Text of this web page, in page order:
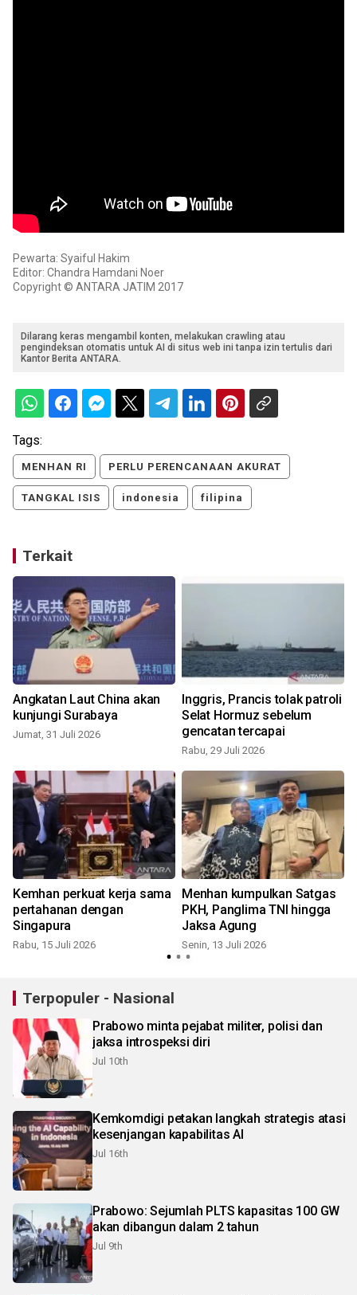
Pewarta: Syaiful Hakim
Editor: Chandra Hamdani Noer
Copyright © ANTARA JATIM 2017
Dilarang keras mengambil konten, melakukan crawling atau
pengindeksan otomatis untuk AI di situs web ini tanpa izin tertulis dari
Kantor Berita ANTARA.
Tags:
MENHAN RI PERLU PERENCANAAN AKURAT
TANGKAL ISIS indonesia filipina
Terkait
Angkatan Laut China akan
kunjungi Surabaya
Jumat, 31 Juli 2026
Inggris, Prancis tolak patroli
Selat Hormuz sebelum
gencatan tercapai
Rabu, 29 Juli 2026
Kemhan perkuat kerja sama
pertahanan dengan
Singapura
Rabu, 15 Juli 2026
Menhan kumpulkan Satgas
PKH, Panglima TNI hingga
Jaksa Agung
Senin, 13 Juli 2026
Terpopuler - Nasional
Prabowo minta pejabat militer, polisi dan
jaksa introspeksi diri
Jul 10th
Kemkomdigi petakan langkah strategis atasi
kesenjangan kapabilitas AI
Jul 16th
Prabowo: Sejumlah PLTS kapasitas 100 GW
akan dibangun dalam 2 tahun
Jul 9th